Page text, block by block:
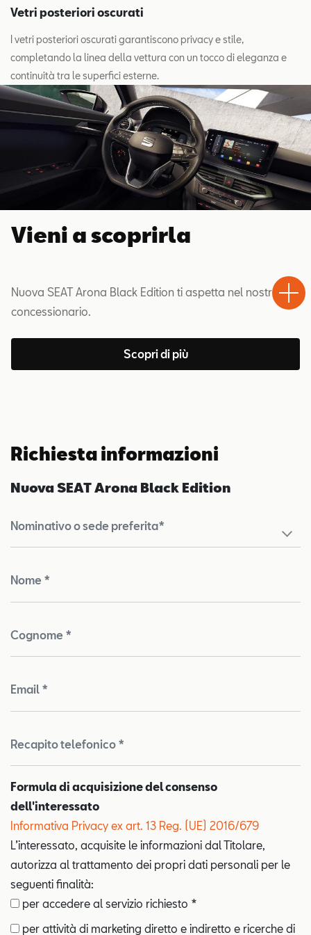
Vetri posteriori oscurati
I vetri posteriori oscurati garantiscono privacy e stile,
completando la linea della vettura con un tocco di eleganza e
continuità tra le superfici esterne.
Vieni a scoprirla
Nuova SEAT Arona Black Edition ti aspetta nel nostro
concessionario.
Scopri di più
Richiesta informazioni
Nuova SEAT Arona Black Edition
Nominativo o sede preferita*
Nome *
Cognome *
Email *
Recapito telefonico *
Formula di acquisizione del consenso
dell'interessato
Informativa Privacy ex art. 13 Reg. (UE) 2016/679
L’interessato, acquisite le informazioni dal Titolare,
autorizza al trattamento dei propri dati personali per le
seguenti finalità:
per accedere al servizio richiesto *
per attività di marketing diretto e indiretto e ricerche di
Drive
Chiama